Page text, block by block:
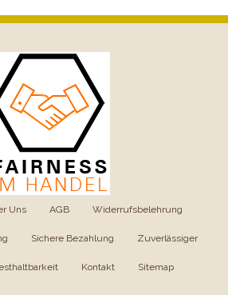
Uns AGB Widerrufsbelehrung
Sichere Bezahlung Zuverlässiger
Kontakt Sitemap